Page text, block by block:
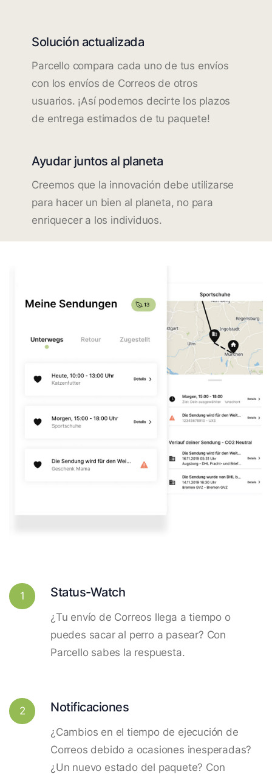
Solución actualizada
Parcello compara cada uno de tus envíos
con los envíos de Correos de otros
usuarios. ¡Así podemos decirte los plazos
de entrega estimados de tu paquete!
Ayudar juntos al planeta
Creemos que la innovación debe utilizarse
para hacer un bien al planeta, no para
enriquecer a los individuos.
1 Status-Watch
¿Tu envío de Correos llega a tiempo o
puedes sacar al perro a pasear? Con
Parcello sabes la respuesta.
2 Notificaciones
¿Cambios en el tiempo de ejecución de
Correos debido a ocasiones inesperadas?
¿Un nuevo estado del paquete? Con